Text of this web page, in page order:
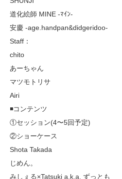
道化絵師 MINE -ﾏｲﾝ-
安慶 -age.handpan&didgeridoo-
Staff：
chito
あーちゃん
マツモトリサ
Airi
◾️コンテンツ
①セッション(4〜5回予定)
②ショーケース
Shota Takada
じめん。
みしぇる×Tatsuki a.k.a. ずっとも